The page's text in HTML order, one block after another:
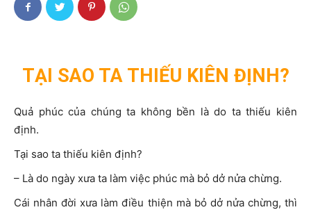
TẠI SAO TA THIẾU KIÊN ĐỊNH?
Quả phúc của chúng ta không bền là do ta thiếu kiên
định.
Tại sao ta thiếu kiên định?
– Là do ngày xưa ta làm việc phúc mà bỏ dở nửa chừng.
Cái nhân đời xưa làm điều thiện mà bỏ dở nửa chừng, thì